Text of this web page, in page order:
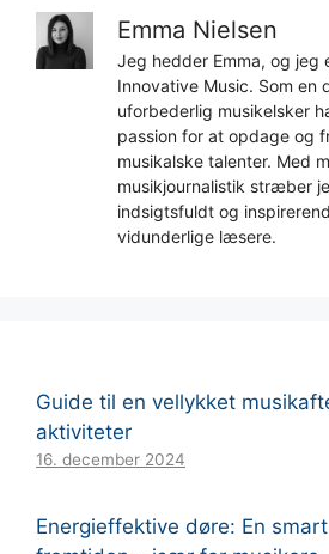
Emma Nielsen
Jeg hedder Emma, og jeg
Innovative Music. Som en
uforbederlig musikelsker
passion for at opdage og
musikalske talenter. Med
musikjournalistik stræber
indsigtsfuldt og
vidunderlige læsere.
Guide til en vellykket
aktiviteter
16. december 2024
Energieffektive døre: En